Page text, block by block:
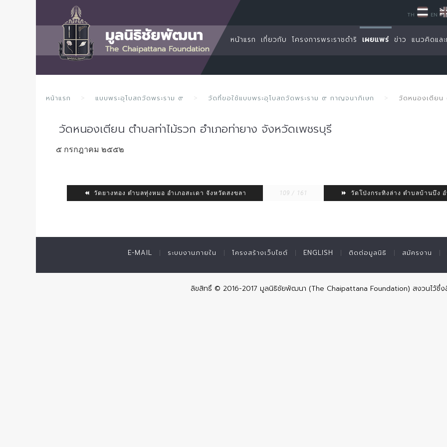
หน้าแรก เกี่ยวกับ โครงการพระราชดำริ เผยแพร่ ข่าว แนวคิดแล
TH EN
หน้าแรก แบบพระอุโบสถวัดพระราม ๙ วัดที่ขอใช้แบบพระอุโบสถวัดพระราม ๙ กาญจนาภิเษก วัดหนองเตียน
วัดหนองเตียน ตำบลท่าไม้รวก อำเภอท่ายาง จังหวัดเพชรบุรี
๕ กรกฎาคม ๒๕๕๒
วัดยางทอง ตำบลทุ่งหมอ อำเภอสะเดา จังหวัดสงขลา 109 / 161 วัดโป่งกระทิงล่าง ตำบลบ้านบึง
E-MAIL ระบบงานภายใน โครงสร้างเว็บไซต์ ENGLISH ติดต่อมูลนิธิ สมัครงาน
ลิขสิทธิ์ © 2016-2017 มูลนิธิชัยพัฒนา (The Chaipattana Foundation) สงวนไว้ซึ่